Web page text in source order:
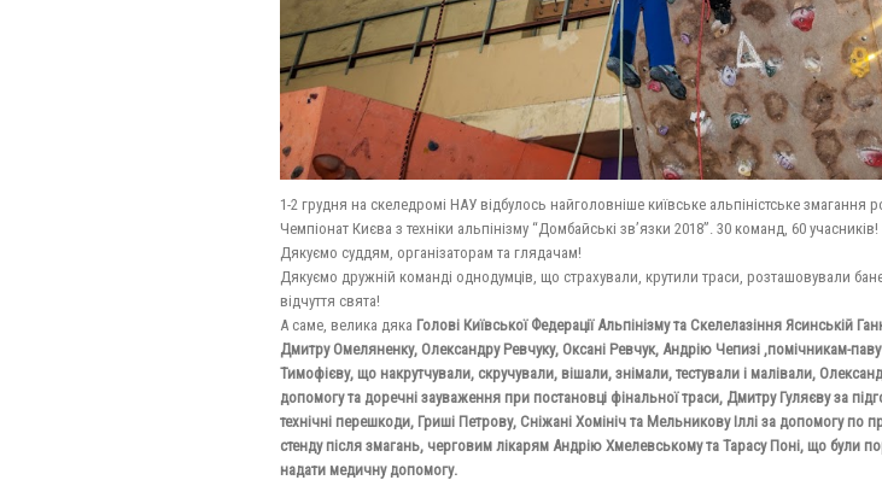
1-2 грудня на скеледромі НАУ відбулось найголовніше київське альпіністське змагання
Чемпіонат Києва з техніки альпінізму “Домбайські зв’язки 2018”. 30 команд, 60 учасників!
Дякуємо суддям, організаторам та глядачам!
Дякуємо дружній команді однодумців, що страхували, крутили траси, розташовували
відчуття свята!
А саме, велика дяка Голові Київської Федерації Альпінізму та Скелелазіння Ясинській
Дмитру Омеляненку, Олександру Ревчуку, Оксані Ревчук, Андрію Чепизі ,помічникам-
Тимофієву, що накрутчували, скручували, вішали, знімали, тестували і малівали,
допомогу та доречні зауваження при постановці фінальної траси, Дмитру Гуляєву за
технічні перешкоди, Гриші Петрову, Сніжані Хомініч та Мельникову Іллі за допомогу
стенду після змагань, черговим лікарям Андрію Хмелевському та Тарасу Поні, що були
надати медичну допомогу.